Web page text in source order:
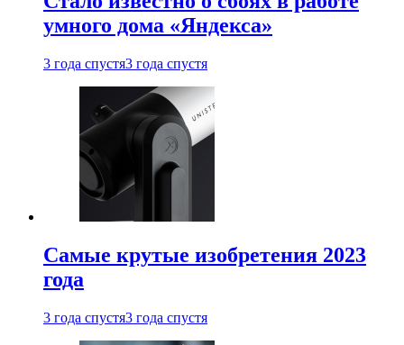
умного дома «Яндекса»
3 года спустя3 года спустя
Самые крутые изобретения 2023
года
3 года спустя3 года спустя